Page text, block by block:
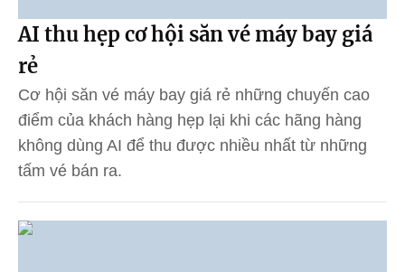
AI thu hẹp cơ hội săn vé máy bay giá
rẻ
Cơ hội săn vé máy bay giá rẻ những chuyến cao
điểm của khách hàng hẹp lại khi các hãng hàng
không dùng AI để thu được nhiều nhất từ những
tấm vé bán ra.